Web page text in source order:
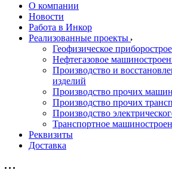
О компании
Новости
Работа в Инкор
Реализованные проекты
Геофизическое
Нефтегазовое
Производство и
изделий
Производство прочих
Производство прочих
Производство
Транспортное
Реквизиты
Доставка